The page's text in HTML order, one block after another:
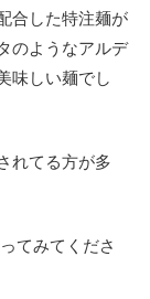
合した特注麺が
のようなアルデ
味しい麺でし
れてる方が多
てみてくださ